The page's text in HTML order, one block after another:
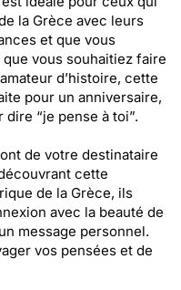
la Grèce avec leurs
et que vous
vous souhaitiez faire
d’histoire, cette
pour un anniversaire,
“je pense à toi”.
de votre destinataire
cette
de la Grèce, ils
avec la beauté de
message personnel.
vos pensées et de